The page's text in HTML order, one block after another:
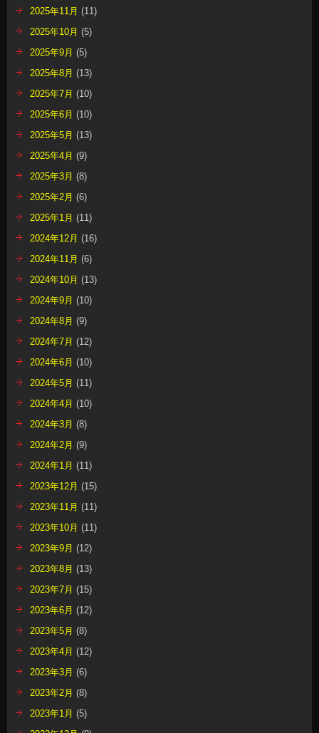
2025年11月 (11)
2025年10月 (5)
2025年9月 (5)
2025年8月 (13)
2025年7月 (10)
2025年6月 (10)
2025年5月 (13)
2025年4月 (9)
2025年3月 (8)
2025年2月 (6)
2025年1月 (11)
2024年12月 (16)
2024年11月 (6)
2024年10月 (13)
2024年9月 (10)
2024年8月 (9)
2024年7月 (12)
2024年6月 (10)
2024年5月 (11)
2024年4月 (10)
2024年3月 (8)
2024年2月 (9)
2024年1月 (11)
2023年12月 (15)
2023年11月 (11)
2023年10月 (11)
2023年9月 (12)
2023年8月 (13)
2023年7月 (15)
2023年6月 (12)
2023年5月 (8)
2023年4月 (12)
2023年3月 (6)
2023年2月 (8)
2023年1月 (5)